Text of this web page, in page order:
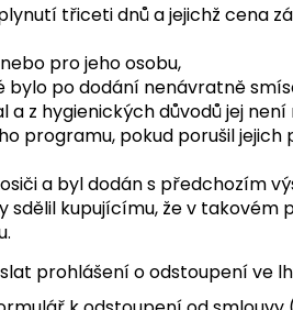
třiceti dnů a jejichž cena
pro jeho osobu,
po dodání nenávratně
z hygienických důvodů jej
programu, pokud porušil jejich
a byl dodán s předchozím
kupujícímu, že v
prohlášení o odstoupení ve